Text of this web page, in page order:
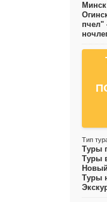
пчел"
Тип
Туры
Туры
Туры